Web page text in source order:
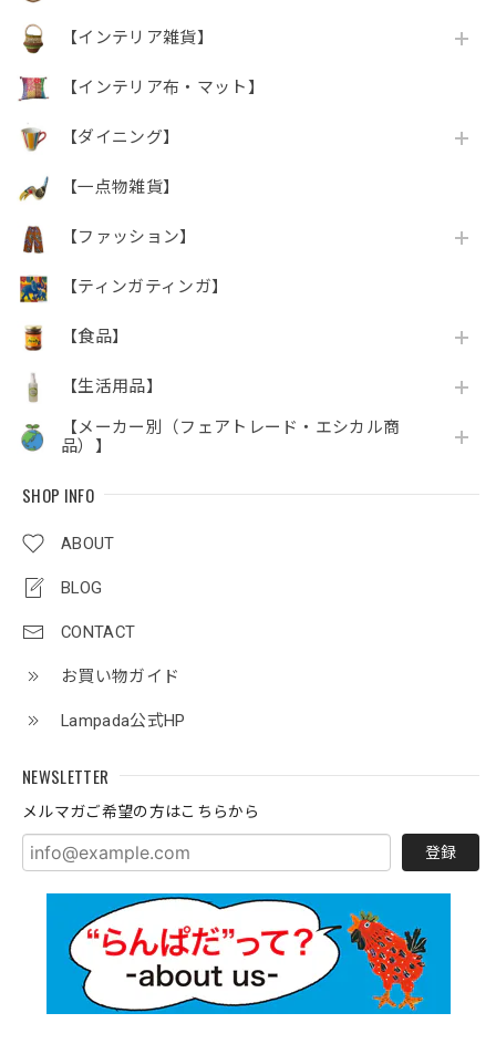
【インテリア雑貨】
【インテリア布・マット】
【ダイニング】
【一点物雑貨】
【ファッション】
【ティンガティンガ】
【食品】
【生活用品】
【メーカー別（フェアトレード・エシカル商
品）】
SHOP INFO
ABOUT
BLOG
CONTACT
お買い物ガイド
Lampada公式HP
NEWSLETTER
メルマガご希望の方はこちらから
登録